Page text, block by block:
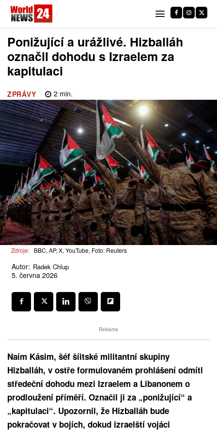
Ponižující a urážlivé. Hizballáh
označil dohodu s Izraelem za
kapitulaci
ZPRÁVY 2 min.
Zdroje: BBC, AP, X, YouTube, Foto: Reuters
Autor: Radek Chlup
5. června 2026
Reklama
Naím Kásim, šéf šíitské militantní skupiny
Hizballáh, v ostře formulovaném prohlášení odmítl
středeční dohodu mezi Izraelem a Libanonem o
prodloužení příměří. Označil ji za „ponižující“ a
„kapitulaci“. Upozornil, že Hizballáh bude
pokračovat v bojích, dokud izraelští vojáci